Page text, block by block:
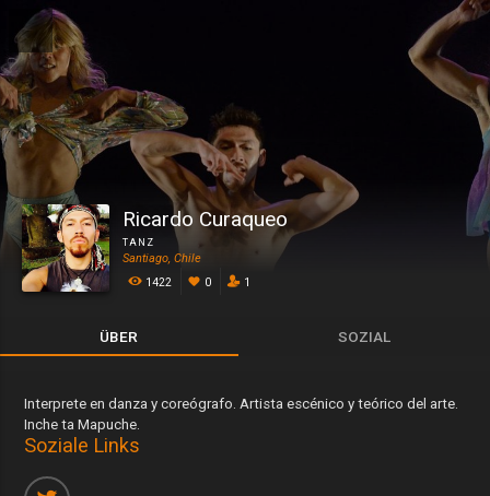
Ricardo Curaqueo
TANZ
Santiago, Chile
1422
0 1
ÜBER SOZIAL
Interprete en danza y coreógrafo. Artista escénico y teórico del arte.
Inche ta Mapuche.
Soziale Links